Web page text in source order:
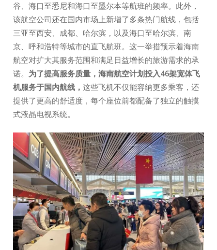
谷、海口至悉尼和海口至墨尔本等航班的频率。此外，
该航空公司还在国内市场上新增了多条热门航线，包括
三亚至西安、成都、哈尔滨，以及海口至哈尔滨、南
京、呼和浩特等城市的直飞航班。这一举措预示着海南
航空对扩大其服务范围和满足日益增长的旅游需求的承
诺。 为了提高服务质量，海南航空计划投入46架宽体飞
机服务于国内航线， 这些飞机不仅能容纳更多乘客，还
提供了更高的舒适度，每个座位前都配备了独立的触摸
式液晶电视系统。